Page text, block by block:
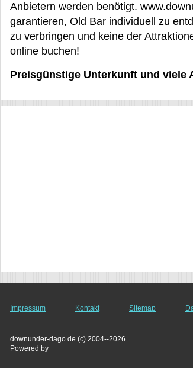
Anbietern werden benötigt.
garantieren, Old Bar individuell zu
zu verbringen und keine der
online buchen!
Preisgünstige Unterkunft und viele
Impressum Kontakt Sitemap
downunder-dago.de (c) 2004--2026
Powered by